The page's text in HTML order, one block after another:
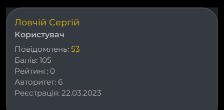
Ловчій Сергій
Користувач
Повідомлень: 53
Балів: 105
Рейтинг: 0
Авторитет: 6
Реєстрація: 22.03.2023